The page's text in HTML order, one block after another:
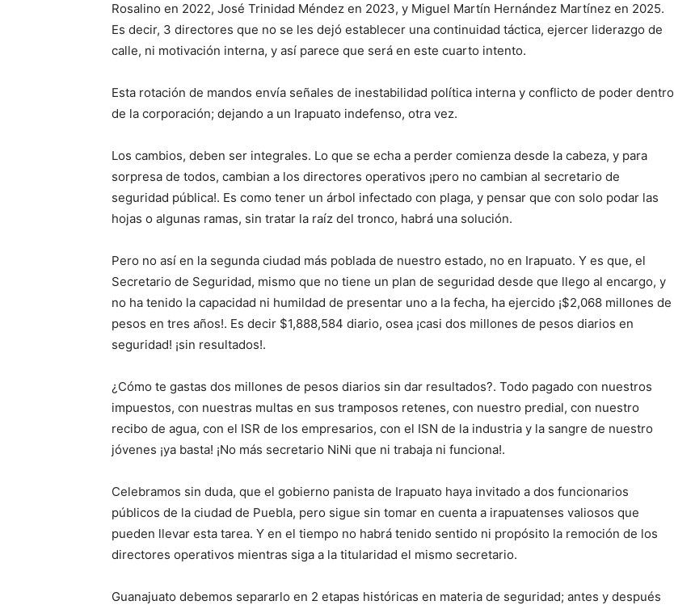
Rosalino en 2022, José Trinidad Méndez en 2023, y Miguel Martín Hernández Martínez en 2025.
Es decir, 3 directores que no se les dejó establecer una continuidad táctica, ejercer liderazgo de
calle, ni motivación interna, y así parece que será en este cuarto intento.
Esta rotación de mandos envía señales de inestabilidad política interna y conflicto de poder dentro
de la corporación; dejando a un Irapuato indefenso, otra vez.
Los cambios, deben ser integrales. Lo que se echa a perder comienza desde la cabeza, y para
sorpresa de todos, cambian a los directores operativos ¡pero no cambian al secretario de
seguridad pública!. Es como tener un árbol infectado con plaga, y pensar que con solo podar las
hojas o algunas ramas, sin tratar la raíz del tronco, habrá una solución.
Pero no así en la segunda ciudad más poblada de nuestro estado, no en Irapuato. Y es que, el
Secretario de Seguridad, mismo que no tiene un plan de seguridad desde que llego al encargo, y
no ha tenido la capacidad ni humildad de presentar uno a la fecha, ha ejercido ¡$2,068 millones de
pesos en tres años!. Es decir $1,888,584 diario, osea ¡casi dos millones de pesos diarios en
seguridad! ¡sin resultados!.
¿Cómo te gastas dos millones de pesos diarios sin dar resultados?. Todo pagado con nuestros
impuestos, con nuestras multas en sus tramposos retenes, con nuestro predial, con nuestro
recibo de agua, con el ISR de los empresarios, con el ISN de la industria y la sangre de nuestro
jóvenes ¡ya basta! ¡No más secretario NiNi que ni trabaja ni funciona!.
Celebramos sin duda, que el gobierno panista de Irapuato haya invitado a dos funcionarios
públicos de la ciudad de Puebla, pero sigue sin tomar en cuenta a irapuatenses valiosos que
pueden llevar esta tarea. Y en el tiempo no habrá tenido sentido ni propósito la remoción de los
directores operativos mientras siga a la titularidad el mismo secretario.
Guanajuato debemos separarlo en 2 etapas históricas en materia de seguridad; antes y después